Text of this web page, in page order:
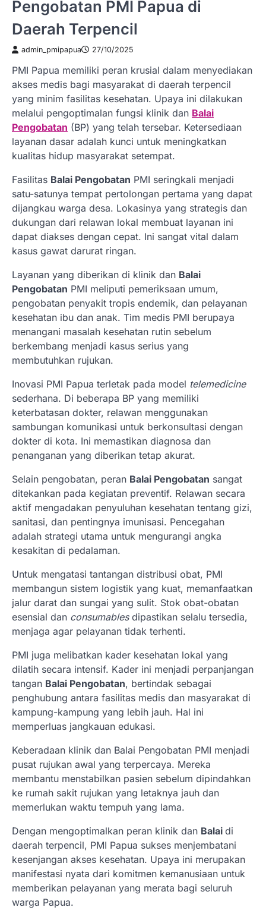
Pengobatan PMI Papua di
Daerah Terpencil
admin_pmipapua 27/10/2025
PMI Papua memiliki peran krusial dalam menyediakan
akses medis bagi masyarakat di daerah terpencil
yang minim fasilitas kesehatan. Upaya ini dilakukan
melalui pengoptimalan fungsi klinik dan Balai
Pengobatan (BP) yang telah tersebar. Ketersediaan
layanan dasar adalah kunci untuk meningkatkan
kualitas hidup masyarakat setempat.
Fasilitas Balai Pengobatan PMI seringkali menjadi
satu-satunya tempat pertolongan pertama yang dapat
dijangkau warga desa. Lokasinya yang strategis dan
dukungan dari relawan lokal membuat layanan ini
dapat diakses dengan cepat. Ini sangat vital dalam
kasus gawat darurat ringan.
Layanan yang diberikan di klinik dan Balai
Pengobatan PMI meliputi pemeriksaan umum,
pengobatan penyakit tropis endemik, dan pelayanan
kesehatan ibu dan anak. Tim medis PMI berupaya
menangani masalah kesehatan rutin sebelum
berkembang menjadi kasus serius yang
membutuhkan rujukan.
Inovasi PMI Papua terletak pada model telemedicine
sederhana. Di beberapa BP yang memiliki
keterbatasan dokter, relawan menggunakan
sambungan komunikasi untuk berkonsultasi dengan
dokter di kota. Ini memastikan diagnosa dan
penanganan yang diberikan tetap akurat.
Selain pengobatan, peran Balai Pengobatan sangat
ditekankan pada kegiatan preventif. Relawan secara
aktif mengadakan penyuluhan kesehatan tentang gizi,
sanitasi, dan pentingnya imunisasi. Pencegahan
adalah strategi utama untuk mengurangi angka
kesakitan di pedalaman.
Untuk mengatasi tantangan distribusi obat, PMI
membangun sistem logistik yang kuat, memanfaatkan
jalur darat dan sungai yang sulit. Stok obat-obatan
esensial dan consumablesdipastikan selalu tersedia,
menjaga agar pelayanan tidak terhenti.
PMI juga melibatkan kader kesehatan lokal yang
dilatih secara intensif. Kader ini menjadi perpanjangan
tangan Balai Pengobatan, bertindak sebagai
penghubung antara fasilitas medis dan masyarakat di
kampung-kampung yang lebih jauh. Hal ini
memperluas jangkauan edukasi.
Keberadaan klinik dan Balai Pengobatan PMI menjadi
pusat rujukan awal yang terpercaya. Mereka
membantu menstabilkan pasien sebelum dipindahkan
ke rumah sakit rujukan yang letaknya jauh dan
memerlukan waktu tempuh yang lama.
Dengan mengoptimalkan peran klinik dan Balai di
daerah terpencil, PMI Papua sukses menjembatani
kesenjangan akses kesehatan. Upaya ini merupakan
manifestasi nyata dari komitmen kemanusiaan untuk
memberikan pelayanan yang merata bagi seluruh
warga Papua.